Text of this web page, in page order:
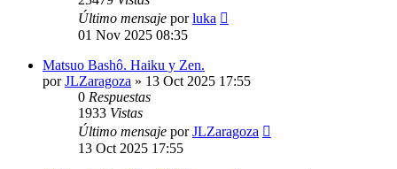
Último mensaje porluka
01 Nov 2025 08:35
Matsuo Bashô. Haiku y Zen.
porJLZaragoza » 13 Oct 2025 17:55
0 Respuestas
1933 Vistas
Último mensaje porJLZaragoza
13 Oct 2025 17:55